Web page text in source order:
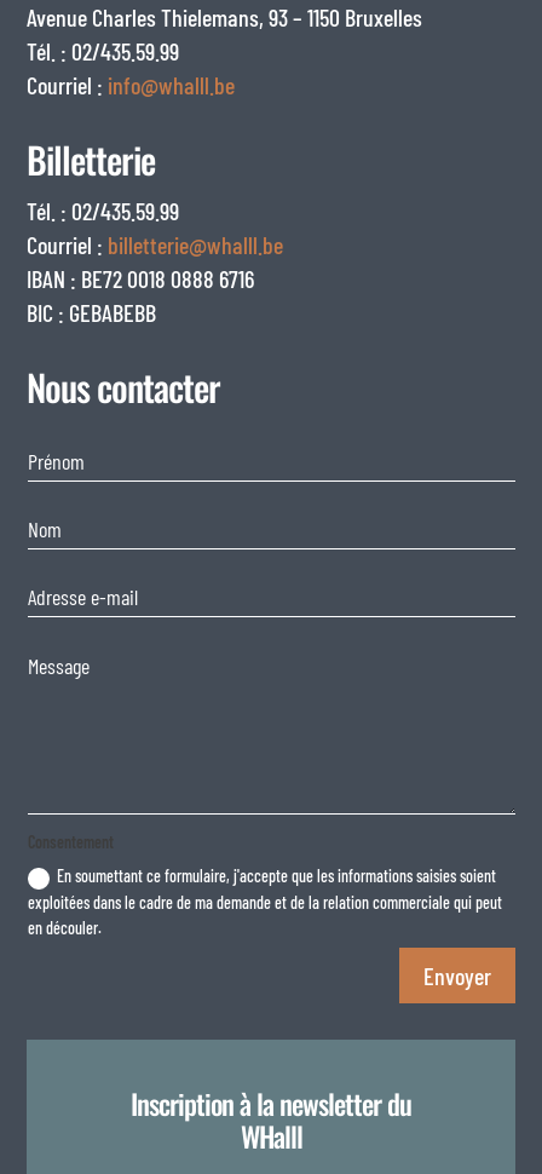
Avenue Charles Thielemans, 93 – 1150 Bruxelles
Tél. : 02/435.59.99
Courriel : info@whalll.be
Billetterie
Tél. : 02/435.59.99
Courriel : billetterie@whalll.be
IBAN : BE72 0018 0888 6716
BIC : GEBABEBB
Nous contacter
Consentement
En soumettant ce formulaire, j'accepte que les informations saisies soient
exploitées dans le cadre de ma demande et de la relation commerciale qui peut
en découler.
Envoyer
Inscription à la newsletter du
WHalll